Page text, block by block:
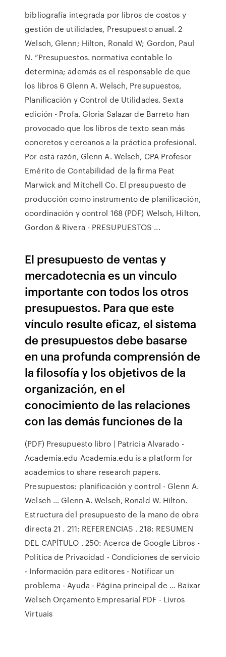
bibliografía integrada por libros de costos y
gestión de utilidades, Presupuesto anual. 2
Welsch, Glenn; Hilton, Ronald W; Gordon, Paul
N. “Presupuestos. normativa contable lo
determina; además es el responsable de que
los libros 6 Glenn A. Welsch, Presupuestos,
Planificación y Control de Utilidades. Sexta
edición - Profa. Gloria Salazar de Barreto han
provocado que los libros de texto sean más
concretos y cercanos a la práctica profesional.
Por esta razón, Glenn A. Welsch, CPA Profesor
Emérito de Contabilidad de la firma Peat
Marwick and Mitchell Co. El presupuesto de
producción como instrumento de planificación,
coordinación y control 168 (PDF) Welsch, Hilton,
Gordon & Rivera - PRESUPUESTOS ...
El presupuesto de ventas y
mercadotecnia es un vinculo
importante con todos los otros
presupuestos. Para que este
vínculo resulte eficaz, el sistema
de presupuestos debe basarse
en una profunda comprensión de
la filosofía y los objetivos de la
organización, en el
conocimiento de las relaciones
con las demás funciones de la
(PDF) Presupuesto libro | Patricia Alvarado -
Academia.edu Academia.edu is a platform for
academics to share research papers.
Presupuestos: planificación y control - Glenn A.
Welsch ... Glenn A. Welsch, Ronald W. Hilton.
Estructura del presupuesto de la mano de obra
directa 21 . 211: REFERENCIAS . 218: RESUMEN
DEL CAPÍTULO . 250: Acerca de Google Libros -
Política de Privacidad - Condiciones de servicio
- Información para editores - Notificar un
problema - Ayuda - Página principal de … Baixar
Welsch Orçamento Empresarial PDF - Livros
Virtuais